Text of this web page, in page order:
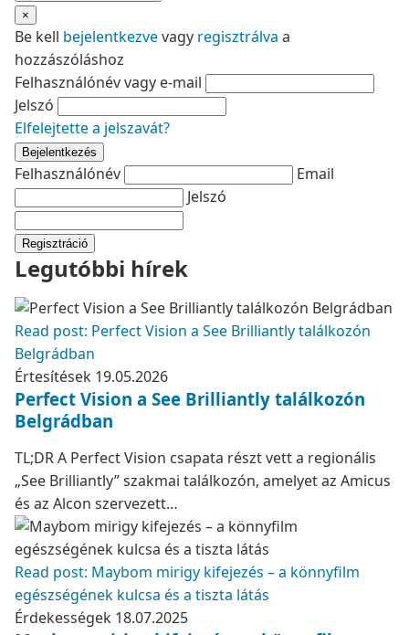
×
Be kell bejelentkezvevagy regisztrálva a
hozzászóláshoz
Felhasználónév vagy e-mail
Jelszó
Elfelejtette a jelszavát?
Bejelentkezés
Felhasználónév
Email
Jelszó
Regisztráció
Legutóbbi hírek
Read post: Perfect Vision a See Brilliantly találkozón
Belgrádban
Értesítések 19.05.2026
Perfect Vision a See Brilliantly találkozón
Belgrádban
TL;DR A Perfect Vision csapata részt vett a regionális
„See Brilliantly” szakmai találkozón, amelyet az Amicus
és az Alcon szervezett…
Read post: Maybom mirigy kifejezés – a könnyfilm
egészségének kulcsa és a tiszta látás
Érdekességek 18.07.2025